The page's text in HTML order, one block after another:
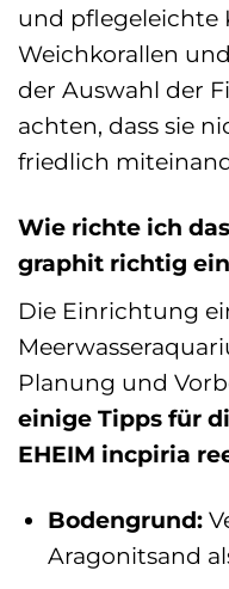
und pflegeleichte
Weichkorallen
der Auswahl der
achten, dass sie
friedlich
Wie richte ich
graphit richtig
Die Einrichtung
Planung und
einige Tipps für
EHEIM incpiria
Bodengrund:
Aragonitsand